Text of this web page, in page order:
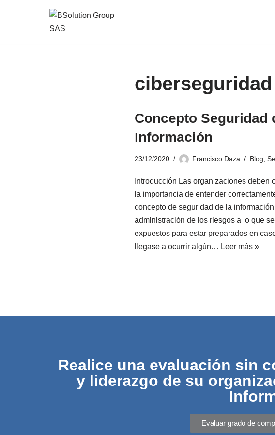
ciberseguridad
Concepto Seguridad
Información
23/12/2020 Francisco Daza Blog
Introducción Las organizaciones deben
la importancia de entender
concepto de seguridad de la información
administración de los riesgos a lo que
expuestos para estar preparados en
llegase a ocurrir algún… Leer más »
Realice una evaluación sin
y liderazgo de su
Evaluar grado de